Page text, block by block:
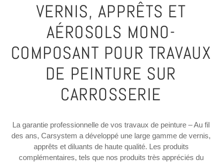
VERNIS, APPRÊTS ET
AÉROSOLS MONO-
COMPOSANT POUR TRAVAUX
DE PEINTURE SUR
CARROSSERIE
La garantie professionnelle de vos travaux de peinture – Au fil
des ans, Carsystem a développé une large gamme de vernis,
apprêts et diluants de haute qualité. Les produits
complémentaires, tels que nos produits très appréciés du